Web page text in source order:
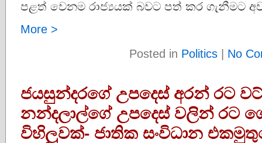
පළත් වෙනම රාජ්‍යයක් බවට පත් කර ගැනීමට
More >
Posted in Politics | No
ජයසුන්දරගේ උපදෙස් අරන් රට
නන්දලාල්ගේ උපදෙස් වලින් රට
විහිලුවක්- ජාතික සංවිධාන